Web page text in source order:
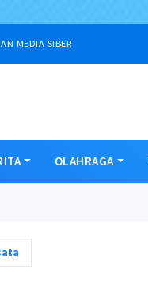
MEDIA SIBER
OLAHRAGA